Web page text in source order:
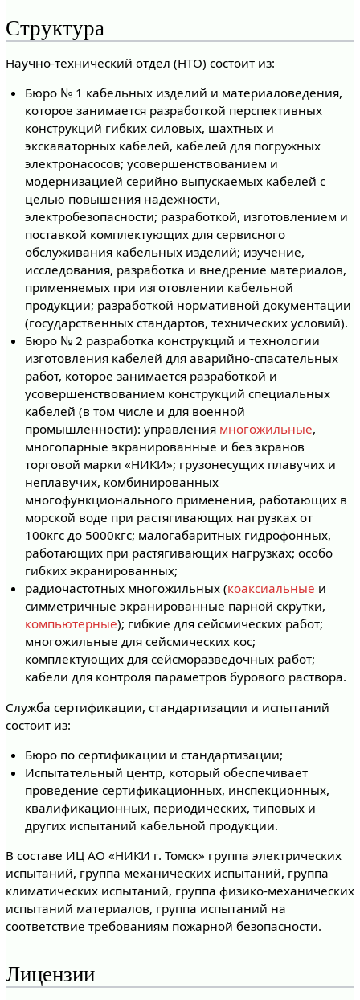
Структура
Научно-технический отдел (НТО) состоит из:
Бюро № 1 кабельных изделий и материаловедения,
которое занимается разработкой перспективных
конструкций гибких силовых, шахтных и
экскаваторных кабелей, кабелей для погружных
электронасосов; усовершенствованием и
модернизацией серийно выпускаемых кабелей с
целью повышения надежности,
электробезопасности; разработкой, изготовлением и
поставкой комплектующих для сервисного
обслуживания кабельных изделий; изучение,
исследования, разработка и внедрение материалов,
применяемых при изготовлении кабельной
продукции; разработкой нормативной документации
(государственных стандартов, технических условий).
Бюро № 2 разработка конструкций и технологии
изготовления кабелей для аварийно-спасательных
работ, которое занимается разработкой и
усовершенствованием конструкций специальных
кабелей (в том числе и для военной
промышленности): управления многожильные,
многопарные экранированные и без экранов
торговой марки «НИКИ»; грузонесущих плавучих и
неплавучих, комбинированных
многофункционального применения, работающих в
морской воде при растягивающих нагрузках от
100кгс до 5000кгс; малогабаритных гидрофонных,
работающих при растягивающих нагрузках; особо
гибких экранированных;
радиочастотных многожильных (коаксиальные и
симметричные экранированные парной скрутки,
компьютерные); гибкие для сейсмических работ;
многожильные для сейсмических кос;
комплектующих для сейсморазведочных работ;
кабели для контроля параметров бурового раствора.
Служба сертификации, стандартизации и испытаний
состоит из:
Бюро по сертификации и стандартизации;
Испытательный центр, который обеспечивает
проведение сертификационных, инспекционных,
квалификационных, периодических, типовых и
других испытаний кабельной продукции.
В составе ИЦ АО «НИКИ г. Томск» группа электрических
испытаний, группа механических испытаний, группа
климатических испытаний, группа физико-механических
испытаний материалов, группа испытаний на
соответствие требованиям пожарной безопасности.
Лицензии